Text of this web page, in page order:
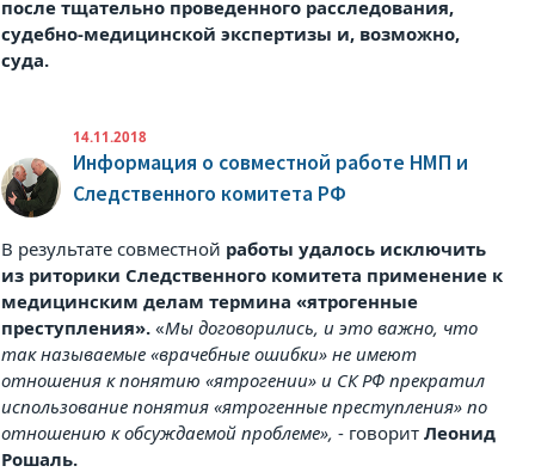
после тщательно проведенного расследования,
судебно-медицинской экспертизы и, возможно,
суда.
14.11.2018
Информация о совместной работе НМП и
Следственного комитета РФ
В результате совместной работы удалось исключить
из риторики Следственного комитета применение к
медицинским делам термина «ятрогенные
преступления».«Мы договорились, и это важно, что
так называемые «врачебные ошибки» не имеют
отношения к понятию «ятрогении» и СК РФ прекратил
использование понятия «ятрогенные преступления» по
отношению к обсуждаемой проблеме», - говорит Леонид
Рошаль.